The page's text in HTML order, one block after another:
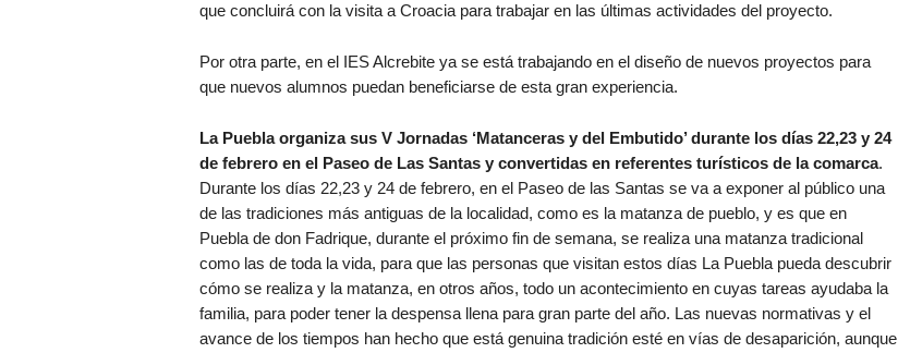
que concluirá con la visita a Croacia para trabajar en las últimas actividades del proyecto.
Por otra parte, en el IES Alcrebite ya se está trabajando en el diseño de nuevos proyectos para
que nuevos alumnos puedan beneficiarse de esta gran experiencia.
La Puebla organiza sus V Jornadas ‘Matanceras y del Embutido’ durante los días 22,23 y 24
de febrero en el Paseo de Las Santas y convertidas en referentes turísticos de la comarca.
Durante los días 22,23 y 24 de febrero, en el Paseo de las Santas se va a exponer al público una
de las tradiciones más antiguas de la localidad, como es la matanza de pueblo, y es que en
Puebla de don Fadrique, durante el próximo fin de semana, se realiza una matanza tradicional
como las de toda la vida, para que las personas que visitan estos días La Puebla pueda descubrir
cómo se realiza y la matanza, en otros años, todo un acontecimiento en cuyas tareas ayudaba la
familia, para poder tener la despensa llena para gran parte del año. Las nuevas normativas y el
avance de los tiempos han hecho que está genuina tradición esté en vías de desaparición, aunque